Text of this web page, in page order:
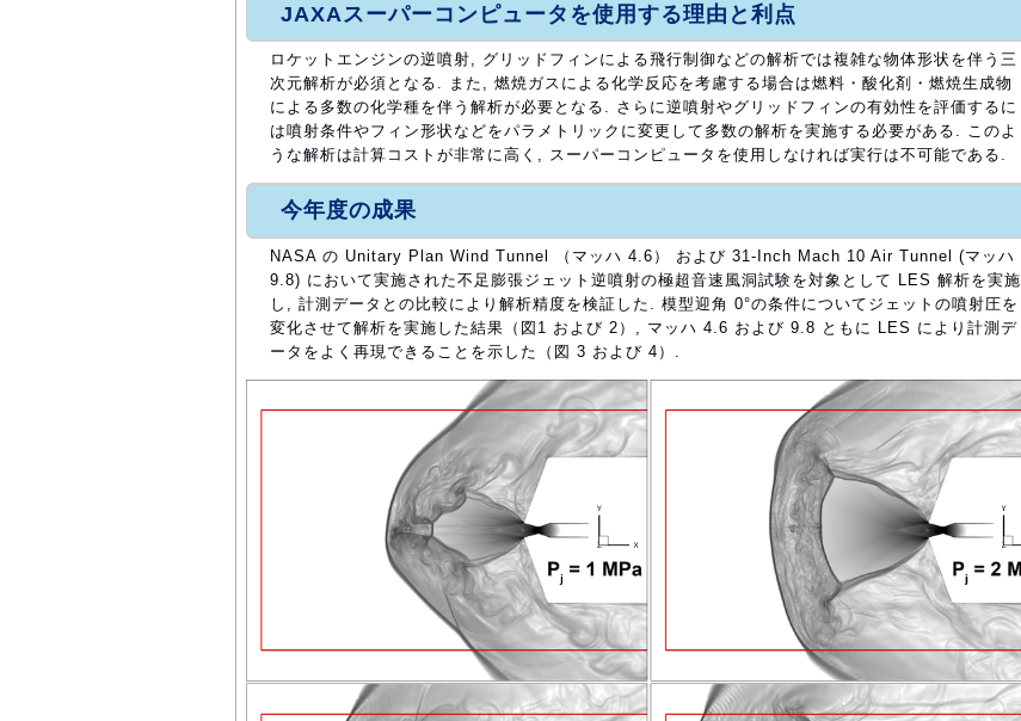
JAXAスーパーコンピュータを使用する理由と利点
ロケットエンジンの逆噴射, グリッドフィンによる飛行制御などの解析では複雑な物体形状を伴う三
次元解析が必須となる. また, 燃焼ガスによる化学反応を考慮する場合は燃料・酸化剤・燃焼生成物
による多数の化学種を伴う解析が必要となる. さらに逆噴射やグリッドフィンの有効性を評価するに
は噴射条件やフィン形状などをパラメトリックに変更して多数の解析を実施する必要がある. このよ
うな解析は計算コストが非常に高く, スーパーコンピュータを使用しなければ実行は不可能である.
今年度の成果
NASA の Unitary Plan Wind Tunnel （マッハ 4.6） および 31-Inch Mach 10 Air Tunnel (マッハ
9.8) において実施された不足膨張ジェット逆噴射の極超音速風洞試験を対象として LES 解析を実施
し, 計測データとの比較により解析精度を検証した. 模型迎角 0°の条件についてジェットの噴射圧を
変化させて解析を実施した結果（図1 および 2）, マッハ 4.6 および 9.8 ともに LES により計測デ
ータをよく再現できることを示した（図 3 および 4）.